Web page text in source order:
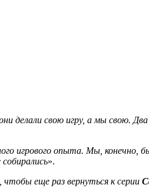
делали свою игру, а мы свою.
игрового опыта. Мы, конечно,
».
еще раз вернуться к серии